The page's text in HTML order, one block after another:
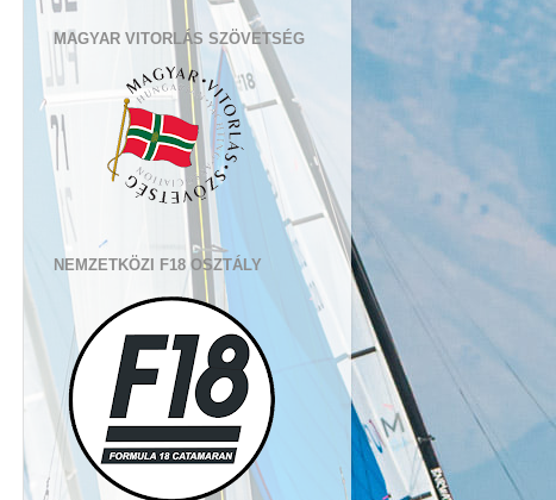
MAGYAR VITORLÁS SZÖVETSÉG
NEMZETKÖZI F18 OSZTÁLY